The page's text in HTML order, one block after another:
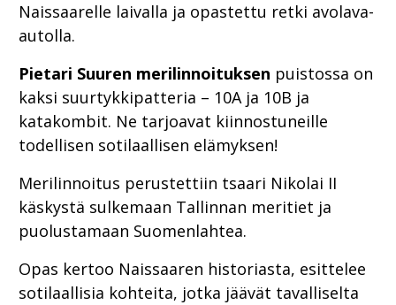
Naissaarelle laivalla ja opastettu retki avolava-
autolla.
Pietari Suuren merilinnoituksen puistossa on
kaksi suurtykkipatteria – 10A ja 10B ja
katakombit. Ne tarjoavat kiinnostuneille
todellisen sotilaallisen elämyksen!
Merilinnoitus perustettiin tsaari Nikolai II
käskystä sulkemaan Tallinnan meritiet ja
puolustamaan Suomenlahtea.
Opas kertoo Naissaaren historiasta, esittelee
sotilaallisia kohteita, jotka jäävät tavalliselta